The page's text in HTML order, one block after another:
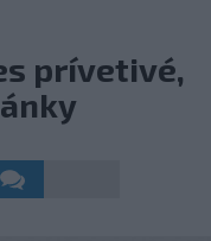
prívetivé,